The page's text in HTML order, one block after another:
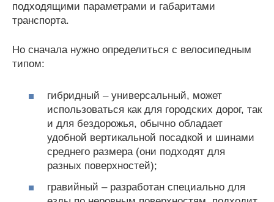
подходящими параметрами и габаритами
транспорта.
Но сначала нужно определиться с велосипедным
типом:
гибридный – универсальный, может
использоваться как для городских дорог, так
и для бездорожья, обычно обладает
удобной вертикальной посадкой и шинами
среднего размера (они подходят для
разных поверхностей);
гравийный – разработан специально для